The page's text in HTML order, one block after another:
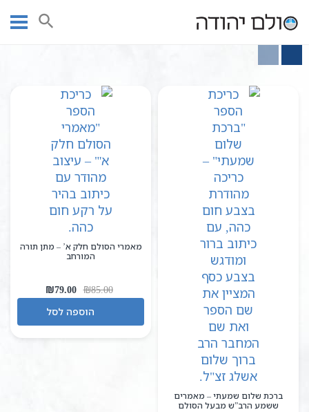
content
עמוד ראשי מאמרים
ברכת שלום שמעתי – מאמרים
ששמע הרב”ש מבעל הסולם
מאמרי הסולם חלק א’ – מתן תורה
המורחב
₪85.00
המחיר
המקורי
היה:
₪85.00.
₪79.00
הנוכחי
₪79.00.
הוספה לסל